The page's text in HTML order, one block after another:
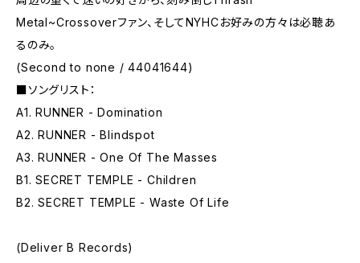
Metal~Crossoverファン、そしてNYHCお好みの方々は必聴あ
るのみ。
(Second to none / 44041644)
■ソングリスト：
A1. RUNNER - Domination
A2. RUNNER - Blindspot
A3. RUNNER - One Of The Masses
B1. SECRET TEMPLE - Children
B2. SECRET TEMPLE - Waste Of Life
(Deliver B Records)